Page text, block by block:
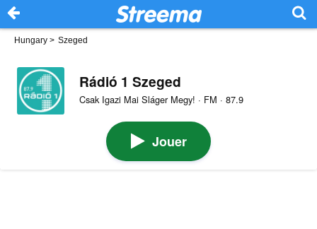
Hungary > Szeged
Rádió 1 Szeged
Csak Igazi Mai Sláger Megy! · FM · 87.9
Jouer